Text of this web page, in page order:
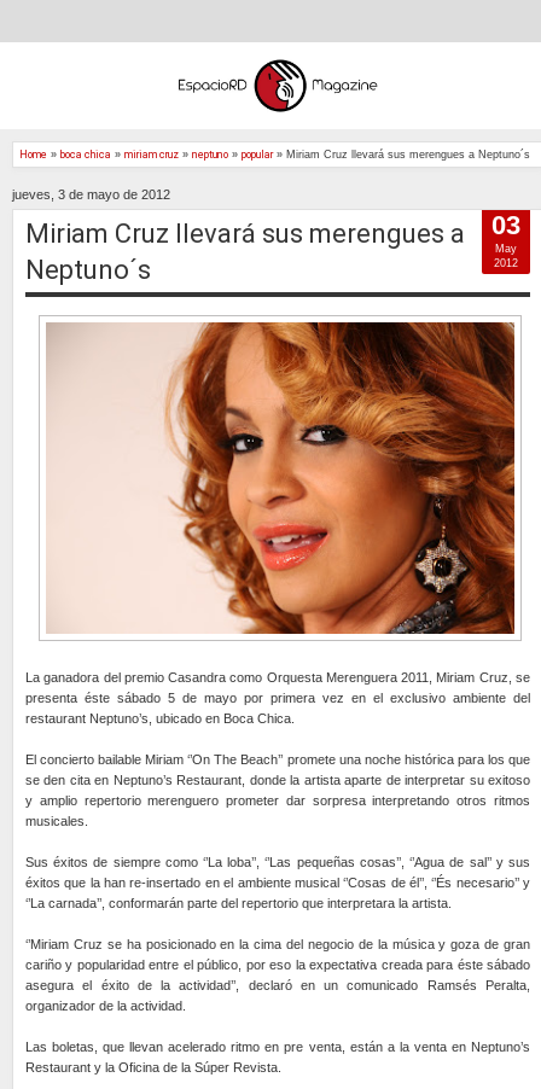
Home » boca chica » miriam cruz » neptuno » popular» Miriam Cruz llevará sus merengues a Neptuno´s
jueves, 3 de mayo de 2012
Miriam Cruz llevará sus merengues a
Neptuno´s
La ganadora del premio Casandra como Orquesta Merenguera 2011, Miriam Cruz, se
presenta éste sábado 5 de mayo por primera vez en el exclusivo ambiente del
restaurant Neptuno’s, ubicado en Boca Chica.
El concierto bailable Miriam ‘’On The Beach’’ promete una noche histórica para los que
se den cita en Neptuno’s Restaurant, donde la artista aparte de interpretar su exitoso
y amplio repertorio merenguero prometer dar sorpresa interpretando otros ritmos
musicales.
Sus éxitos de siempre como ‘’La loba’’, ‘’Las pequeñas cosas’’, ‘’Agua de sal’’ y sus
éxitos que la han re-insertado en el ambiente musical ‘’Cosas de él’’, ‘’És necesario’’ y
‘’La carnada’’, conformarán parte del repertorio que interpretara la artista.
‘’Miriam Cruz se ha posicionado en la cima del negocio de la música y goza de gran
cariño y popularidad entre el público, por eso la expectativa creada para éste sábado
asegura el éxito de la actividad’’, declaró en un comunicado Ramsés Peralta,
organizador de la actividad.
Las boletas, que llevan acelerado ritmo en pre venta, están a la venta en Neptuno’s
Restaurant y la Oficina de la Súper Revista.
03
May
2012